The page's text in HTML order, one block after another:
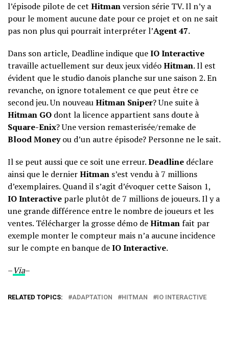
l’épisode pilote de cet Hitmanversion série TV. Il n’y a
pour le moment aucune date pour ce projet et on ne sait
pas non plus qui pourrait interpréter l’Agent 47.
Dans son article, Deadline indique queIO Interactive
travaille actuellement sur deux jeux vidéoHitman. Il est
évident que le studio danois planche sur une saison 2. En
revanche, on ignore totalement ce que peut être ce
second jeu. Un nouveauHitman Sniper? Une suite à
Hitman GO dont la licence appartient sans doute à
Square-Enix? Une version remasterisée/remake de
Blood Moneyou d’un autre épisode? Personne ne le sait.
Il se peut aussi que ce soit une erreur.Deadline déclare
ainsi que le dernierHitman s’est vendu à 7 millions
d’exemplaires. Quand il s’agit d’évoquer cette Saison 1,
IO Interactive parle plutôt de 7 millions de joueurs. Il y a
une grande différence entre le nombre de joueurs et les
ventes. Télécharger la grosse démo deHitmanfait par
exemple monter le compteur mais n’a aucune incidence
sur le compte en banque deIO Interactive.
–Via–
RELATED TOPICS: ADAPTATION HITMAN IO INTERACTIVE